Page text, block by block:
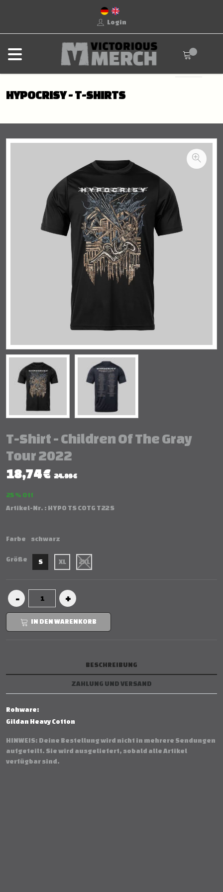
Login
HYPOCRISY - T-SHIRTS
T-Shirt - Children Of The Gray
Tour 2022
18,74 € 24.99 €
25 % Off
Artikel-Nr. : HYPO TS COTG T22 S
Farbe schwarz
Größe S XL 2XL
IN DEN WARENKORB
BESCHREIBUNG
ZAHLUNG UND VERSAND
Rohware:
Gildan Heavy Cotton
HINWEIS: Deine Bestellung wird nicht in mehrere Sendungen
aufgeteilt. Sie wird ausgeliefert, sobald alle Artikel
verfügbar sind.